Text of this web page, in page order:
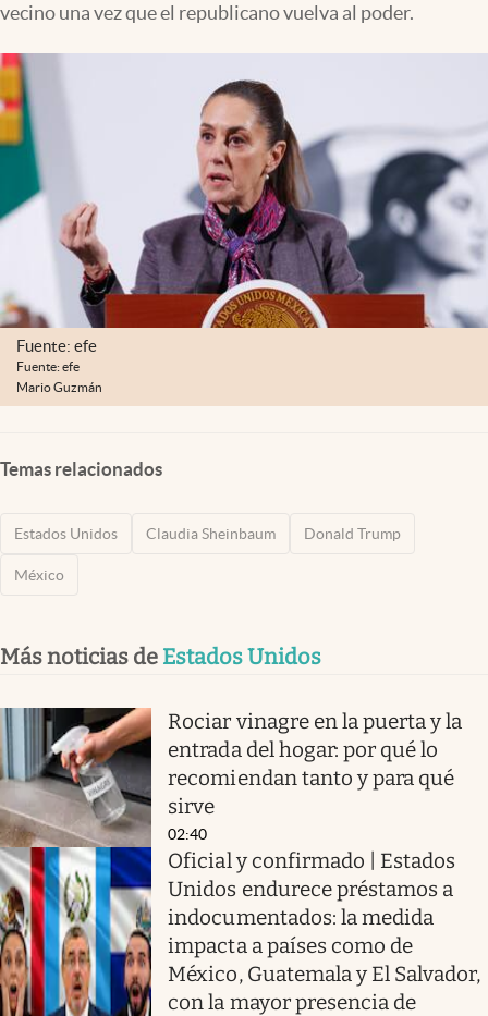
Clima
Espiritualidad
Mediakit
abre en nueva pestaña
vecino una vez que el republicano vuelva al poder.
Fuente: efe
Fuente: efe
Mario Guzmán
Temas relacionados
Estados Unidos Claudia Sheinbaum Donald Trump
México
Más noticias de Estados Unidos
Rociar vinagre en la puerta y la
entrada del hogar: por qué lo
recomiendan tanto y para qué
sirve
02:40
Oficial y confirmado | Estados
Unidos endurece préstamos a
indocumentados: la medida
impacta a países como de
México, Guatemala y El Salvador,
con la mayor presencia de